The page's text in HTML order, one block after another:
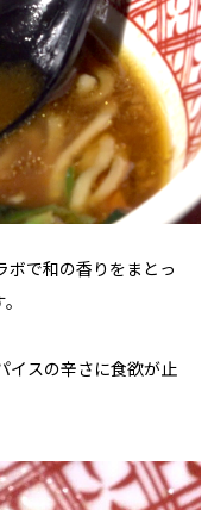
ボで和の香りをまとっ
イスの辛さに食欲が止